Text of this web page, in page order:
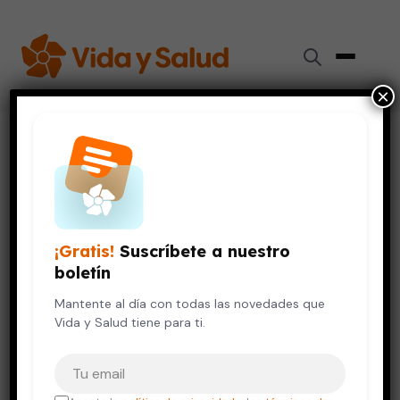
Videos de Salud
SALUD MENTAL VIDA SALUDABLE
Estrategias para combatir el
estrés
¡Gratis! Suscríbete a nuestro
boletín
Mantente al día con todas las novedades que
Vida y Salud tiene para ti.
×